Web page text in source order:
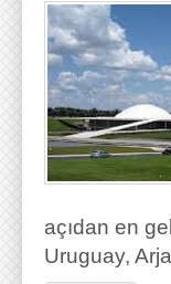
açıdan en
Uruguay,